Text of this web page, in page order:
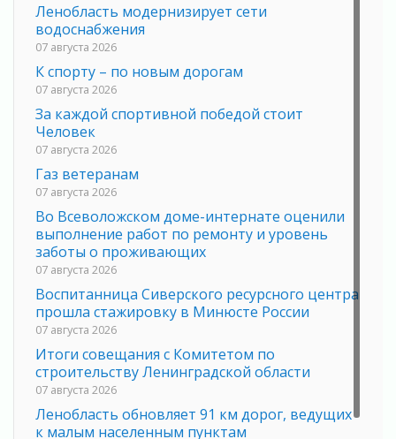
Ленобласть модернизирует сети
водоснабжения
07 августа 2026
К спорту – по новым дорогам
07 августа 2026
За каждой спортивной победой стоит
Человек
07 августа 2026
Газ ветеранам
07 августа 2026
Во Всеволожском доме-интернате оценили
выполнение работ по ремонту и уровень
заботы о проживающих
07 августа 2026
Воспитанница Сиверского ресурсного центра
прошла стажировку в Минюсте России
07 августа 2026
Итоги совещания с Комитетом по
строительству Ленинградской области
07 августа 2026
Ленобласть обновляет 91 км дорог, ведущих
к малым населенным пунктам